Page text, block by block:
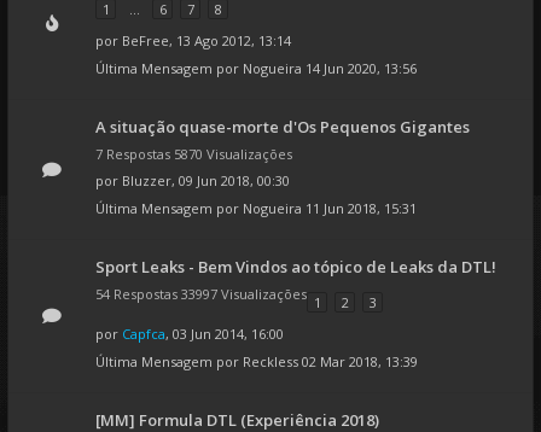
1
... 6 7
8
por BeFree, 13 Ago 2012, 13:14
Última Mensagem por Nogueira 14 Jun 2020, 13:56
A situação quase-morte d'Os Pequenos Gigantes
7 Respostas 5870 Visualizações
por Bluzzer, 09 Jun 2018, 00:30
Última Mensagem por Nogueira 11 Jun 2018, 15:31
Sport Leaks - Bem Vindos ao tópico de Leaks da DTL!
54 Respostas 33997 Visualizações 1 2
3
por Capfca, 03 Jun 2014, 16:00
Última Mensagem por Reckless 02 Mar 2018, 13:39
[MM] Formula DTL (Experiência 2018)